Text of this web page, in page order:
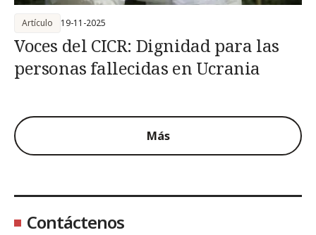
Voces del CICR: Dignidad para las
personas fallecidas en Ucrania
Artículo 19-11-2025
Más
Contáctenos